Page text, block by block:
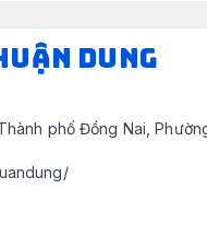
DUNG
phố Đồng Nai,